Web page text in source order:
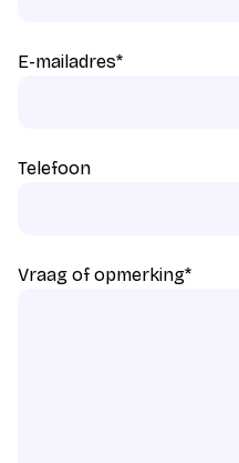
E-mailadres*
Telefoon
Vraag of opmerking*